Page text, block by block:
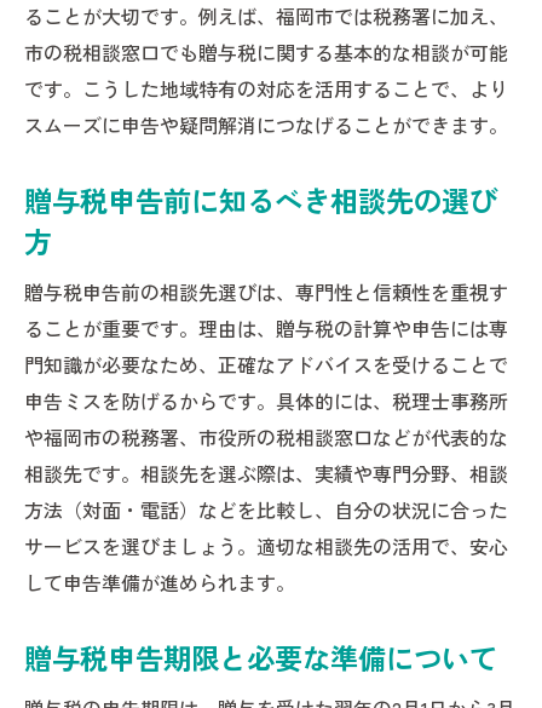
ることが大切です。例えば、福岡市では税務署に加え、
市の税相談窓口でも贈与税に関する基本的な相談が可能
です。こうした地域特有の対応を活用することで、より
スムーズに申告や疑問解消につなげることができます。
贈与税申告前に知るべき相談先の選び
方
贈与税申告前の相談先選びは、専門性と信頼性を重視す
ることが重要です。理由は、贈与税の計算や申告には専
門知識が必要なため、正確なアドバイスを受けることで
申告ミスを防げるからです。具体的には、税理士事務所
や福岡市の税務署、市役所の税相談窓口などが代表的な
相談先です。相談先を選ぶ際は、実績や専門分野、相談
方法（対面・電話）などを比較し、自分の状況に合った
サービスを選びましょう。適切な相談先の活用で、安心
して申告準備が進められます。
贈与税申告期限と必要な準備について